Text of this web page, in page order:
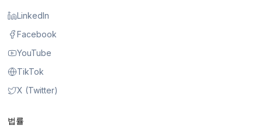
LinkedIn
Facebook
YouTube
TikTok
X (Twitter)
법률